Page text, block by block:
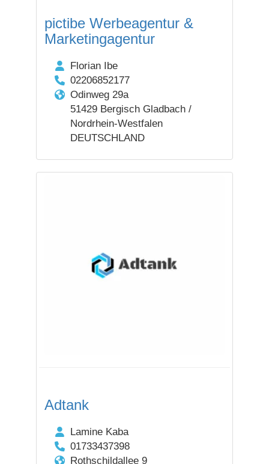
pictibe Werbeagentur &
Marketingagentur
Florian Ibe
02206852177
Odinweg 29a
51429 Bergisch Gladbach /
Nordrhein-Westfalen
DEUTSCHLAND
Adtank
Lamine Kaba
01733437398
Rothschildallee 9